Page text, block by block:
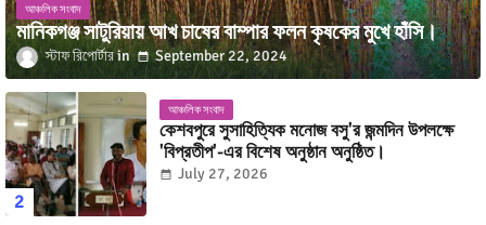
আঞ্চলিক সংবাদ
মানিকগঞ্জ সাটুরিয়ায় আখ চাষের বাম্পার ফলন কৃষকের মুখে হাঁসি।
স্টাফ রিপোর্টার September 22, 2024
আঞ্চলিক সংবাদ
কেশবপুরে সুসাহিত্যিক মনোজ বসু'র জন্মদিন উপলক্ষে
'বিপ্রতীপ'-এর বিশেষ অনুষ্ঠান অনুষ্ঠিত।
July 27, 2026